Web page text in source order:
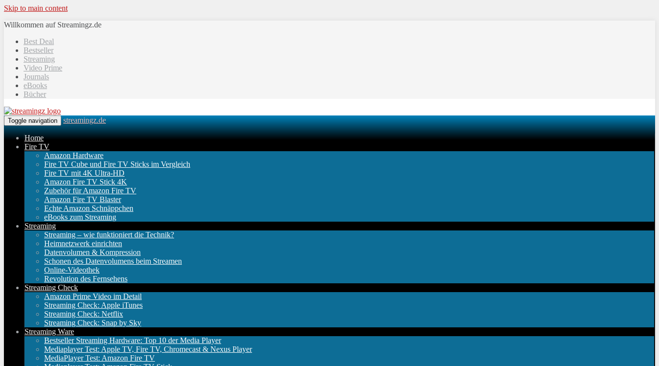
Skip to main content
Willkommen auf Streamingz.de
Best Deal
Bestseller
Streaming
Video Prime
Journals
eBooks
Bücher
Toggle navigation streamingz.de
Home
Fire TV
Amazon Hardware
Fire TV Cube und Fire TV Sticks im Vergleich
Fire TV mit 4K Ultra-HD
Amazon Fire TV Stick 4K
Zubehör für Amazon Fire TV
Amazon Fire TV Blaster
Echte Amazon Schnäppchen
eBooks zum Streaming
Streaming
Streaming – wie funktioniert die Technik?
Heimnetzwerk einrichten
Datenvolumen & Kompression
Schonen des Datenvolumens beim Streamen
Online-Videothek
Revolution des Fernsehens
Streaming Check
Amazon Prime Video im Detail
Streaming Check: Apple iTunes
Streaming Check: Netflix
Streaming Check: Snap by Sky
Streaming Ware
Bestseller Streaming Hardware: Top 10 der Media Player
Mediaplayer Test: Apple TV, Fire TV, Chromecast & Nexus Player
MediaPlayer Test: Amazon Fire TV